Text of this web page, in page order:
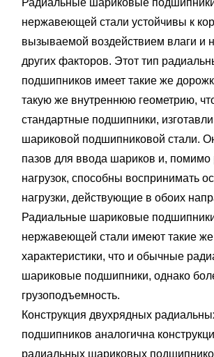
Радиальные шариковые
нержавеющей стали устойчивы к
вызываемой воздействием влаги и
других факторов. Этот тип
подшипников имеет такие же
такую же внутреннюю геометрию,
стандартные подшипники,
шариковой подшипниковой стали.
пазов для ввода шариков и, помимо
нагрузок, способны воспринимать
нагрузки, действующие в обоих
Радиальные шариковые
нержавеющей стали имеют такие же
характеристики, что и обычные
шариковые подшипники, однако
грузоподъемность.
Конструкция двухрядных
подшипников аналогична
радиальных шариковых